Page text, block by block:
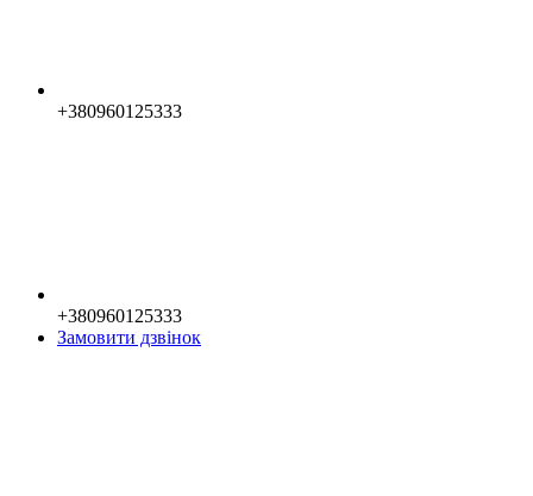
+380960125333
+380960125333
Замовити дзвінок